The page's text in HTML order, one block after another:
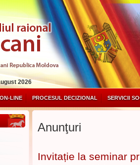
2026
LINE PROCESUL DECIZIONAL SERVICII
Anunţuri
Invitație la seminar